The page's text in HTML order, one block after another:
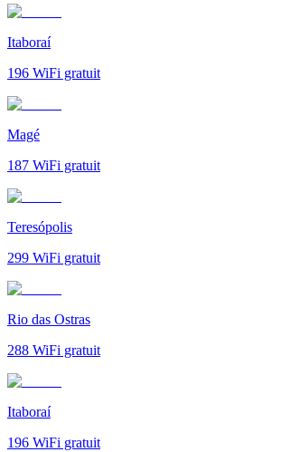
Itaboraí
196 WiFi gratuit
Magé
187 WiFi gratuit
Teresópolis
299 WiFi gratuit
Rio das Ostras
288 WiFi gratuit
Itaboraí
196 WiFi gratuit